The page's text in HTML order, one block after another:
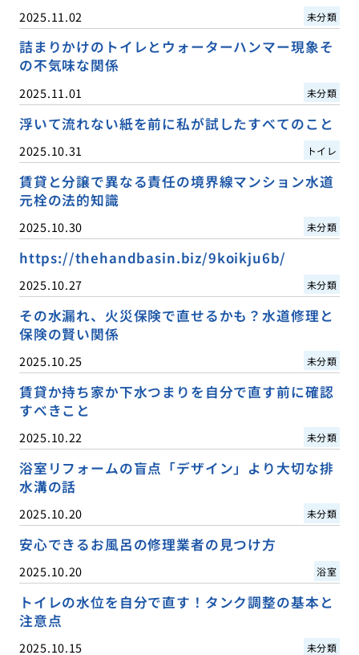
2025.11.02 未分類
詰まりかけのトイレとウォーターハンマー現象そ
の不気味な関係
2025.11.01 未分類
浮いて流れない紙を前に私が試したすべてのこと
2025.10.31 トイレ
賃貸と分譲で異なる責任の境界線マンション水道
元栓の法的知識
2025.10.30 未分類
https://thehandbasin.biz/9koikju6b/
2025.10.27 未分類
その水漏れ、火災保険で直せるかも？水道修理と
保険の賢い関係
2025.10.25 未分類
賃貸か持ち家か下水つまりを自分で直す前に確認
すべきこと
2025.10.22 未分類
浴室リフォームの盲点「デザイン」より大切な排
水溝の話
2025.10.20 未分類
安心できるお風呂の修理業者の見つけ方
2025.10.20 浴室
トイレの水位を自分で直す！タンク調整の基本と
注意点
2025.10.15 未分類